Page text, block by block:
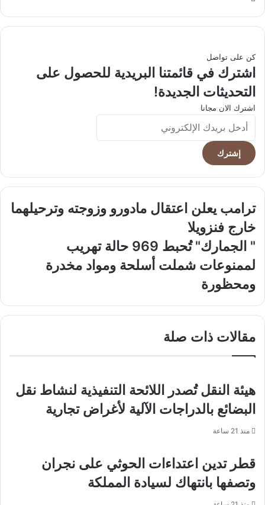
كن على تواصل
اشترك في قائمتنا البريدية للحصول على
التحديثات الجديدة!
اشترك الان مجانا
أدخل
بريدك
الإلكتروني
ترامب
يعلن
اعتقال
مادورو
وزوجته
وترحيلهما
فنزويلا
ترامب يعلن اعتقال مادورو وزوجته وترحيلهما
خارج فنزويلا
"
الجمارك"
تُحبط
حالة
تهريب
لممنوعات
شملت
أسلحة
ومواد
" الجمارك" تُحبط 969 حالة تهريب
لممنوعات شملت أسلحة ومواد مخدرة
ومحظورة
مقالات ذات صلة
هيئة النقل تُصدر اللائحة التنفيذية لنشاط نقل
البضائع بالدراجات الآلية لأغراض تجارية
منذ 21 ساعة
قطر تدين اعتداءات الحوثي على نجران
وتصفها بانتهاك لسيادة المملكة